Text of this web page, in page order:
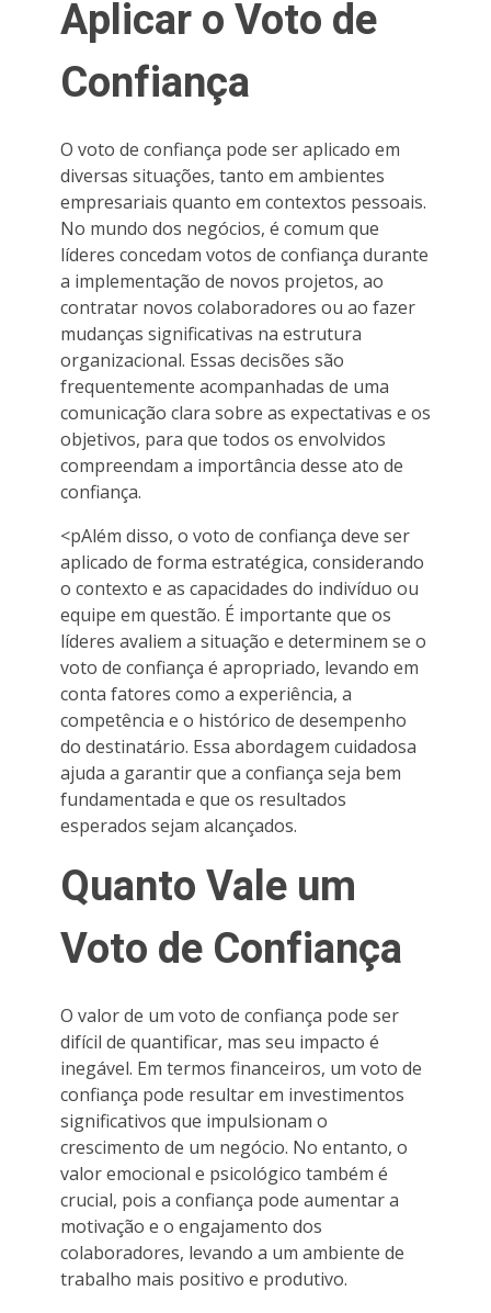
Aplicar o Voto de
Confiança
O voto de confiança pode ser aplicado em
diversas situações, tanto em ambientes
empresariais quanto em contextos pessoais.
No mundo dos negócios, é comum que
líderes concedam votos de confiança durante
a implementação de novos projetos, ao
contratar novos colaboradores ou ao fazer
mudanças significativas na estrutura
organizacional. Essas decisões são
frequentemente acompanhadas de uma
comunicação clara sobre as expectativas e os
objetivos, para que todos os envolvidos
compreendam a importância desse ato de
confiança.
<pAlém disso, o voto de confiança deve ser
aplicado de forma estratégica, considerando
o contexto e as capacidades do indivíduo ou
equipe em questão. É importante que os
líderes avaliem a situação e determinem se o
voto de confiança é apropriado, levando em
conta fatores como a experiência, a
competência e o histórico de desempenho
do destinatário. Essa abordagem cuidadosa
ajuda a garantir que a confiança seja bem
fundamentada e que os resultados
esperados sejam alcançados.
Quanto Vale um
Voto de Confiança
O valor de um voto de confiança pode ser
difícil de quantificar, mas seu impacto é
inegável. Em termos financeiros, um voto de
confiança pode resultar em investimentos
significativos que impulsionam o
crescimento de um negócio. No entanto, o
valor emocional e psicológico também é
crucial, pois a confiança pode aumentar a
motivação e o engajamento dos
colaboradores, levando a um ambiente de
trabalho mais positivo e produtivo.